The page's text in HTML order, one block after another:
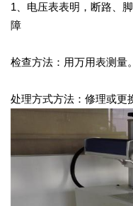
1、电压表表明，断路、
障
检查方法：用万用表测量。
处理方式方法：修理或更